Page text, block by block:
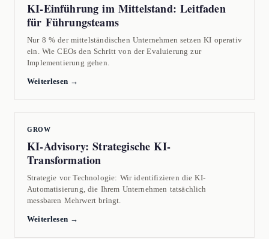
KI-Einführung im Mittelstand: Leitfaden
für Führungsteams
Nur 8 % der mittelständischen Unternehmen setzen KI operativ
ein. Wie CEOs den Schritt von der Evaluierung zur
Implementierung gehen.
Weiterlesen →
GROW
KI-Advisory: Strategische KI-
Transformation
Strategie vor Technologie: Wir identifizieren die KI-
Automatisierung, die Ihrem Unternehmen tatsächlich
messbaren Mehrwert bringt.
Weiterlesen →